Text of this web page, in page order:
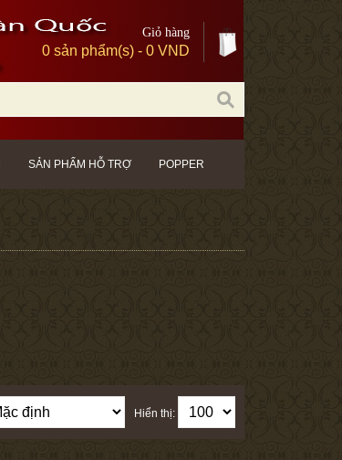
Giỏ hàng
0 sản phẩm(s) - 0 VND
SẢN PHẨM HỖ TRỢ POPPER
Hiển thị: